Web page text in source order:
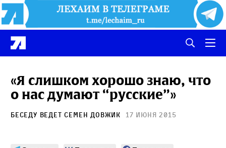
«Я слишком хорошо знаю, что
о нас думают “русские”»
Беседу ведетСемен Довжик 17 июня 2015